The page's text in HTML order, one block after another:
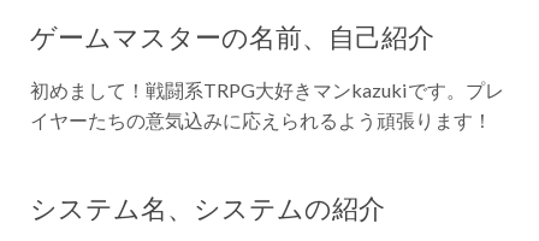
ゲームマスターの名前、自己紹介
初めまして！戦闘系TRPG大好きマンkazukiです。プレ
イヤーたちの意気込みに応えられるよう頑張ります！
システム名、システムの紹介